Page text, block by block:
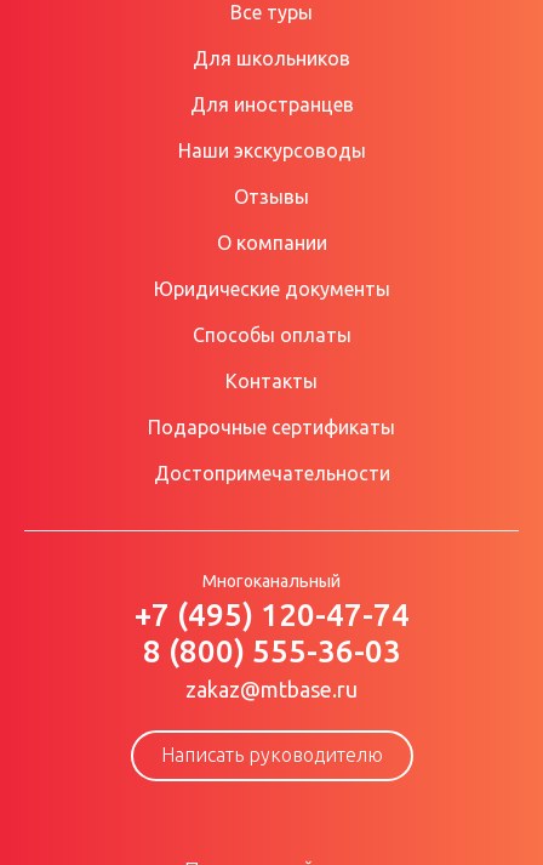
Все туры
Для школьников
Для иностранцев
Наши экскурсоводы
Отзывы
О компании
Юридические документы
Способы оплаты
Контакты
Подарочные сертификаты
Достопримечательности
Многоканальный
+7 (495) 120-47-74
8 (800) 555-36-03
zakaz@mtbase.ru
Написать руководителю